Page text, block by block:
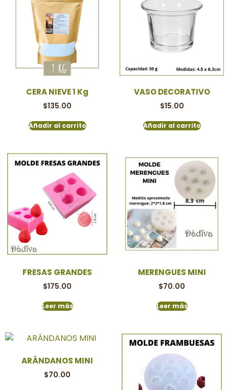
CERA NIEVE 1 Kg
$135.00
Añadir al carrito
VASO DECORATIVO
$15.00
Añadir al carrito
FRESAS GRANDES
$175.00
Leer más
MERENGUES MINI
$70.00
Leer más
ARÁNDANOS MINI
$70.00